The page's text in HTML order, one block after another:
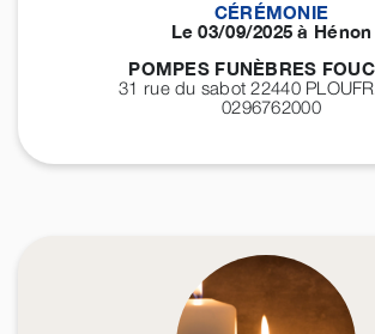
CÉRÉMONIE
Le 03/09/2025 à Hénon
POMPES FUNÈBRES
31 rue du sabot 22440
0296762000